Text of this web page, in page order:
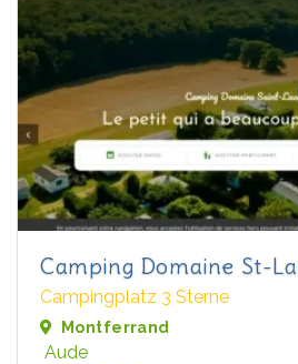
Camping Domaine St-
Campingplatz 3 Sterne
Montferrand
Aude